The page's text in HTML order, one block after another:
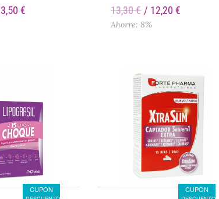
€ 13,30 € 12,20 €
Ahorre: 8%
CUPON CUPON